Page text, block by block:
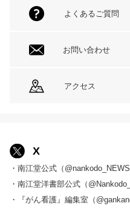
よくあるご質問
お問い合わせ
アクセス
X
・南江堂公式（@nankodo_NEWS
・南江堂洋書部公式（
・『がん看護』編集室（